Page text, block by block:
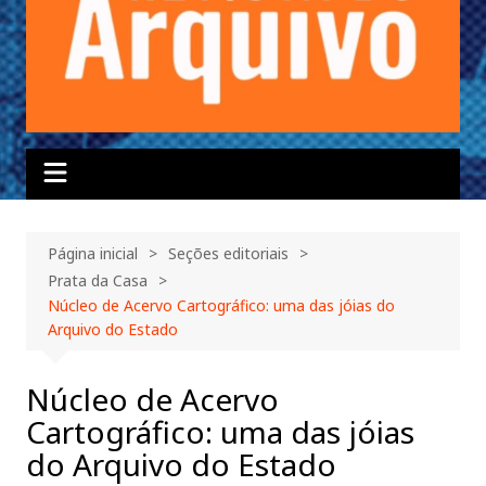
conteúdo
Página inicial
Seções editoriais
Prata da Casa
Núcleo de Acervo Cartográfico: uma das jóias do
Arquivo do Estado
Núcleo de Acervo
Cartográfico: uma das jóias
do Arquivo do Estado